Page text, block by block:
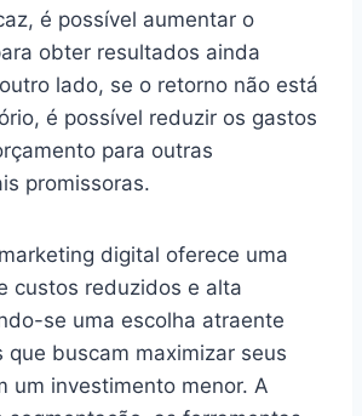
é possível aumentar o
obter resultados ainda
lado, se o retorno não está
é possível reduzir os gastos
para outras
promissoras.
digital oferece uma
custos reduzidos e alta
se uma escolha atraente
que buscam maximizar seus
um investimento menor. A